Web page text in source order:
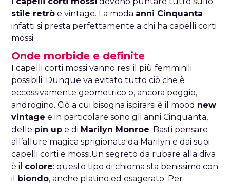
stile retrò e vintage. La moda anni Cinquanta
infatti si presta perfettamente a chi ha capelli corti
mossi.
Onde morbide e definite
I capelli corti mossi vanno resi il più femminili
possibili. Dunque va evitato tutto ciò che è
eccessivamente geometrico o, ancora peggio,
androgino. Ciò a cui bisogna ispirarsi è il mood new
vintage e in particolare sono gli anni Cinquanta,
delle pin up e di Marilyn Monroe. Basti pensare
all’allure magica sprigionata da Marilyn e dai suoi
capelli corti e mossi.Un segreto da rubare alla diva
è il colore: questo tipo di chioma sta benissimo con
il biondo, anche platino ed esagerato. Per